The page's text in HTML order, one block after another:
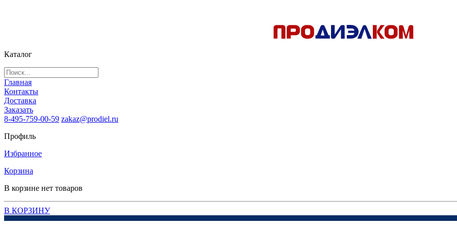
Каталог
Главная
Контакты
Доставка
Заказать
8-495-759-00-59 zakaz@prodiel.ru
Профиль
Избранное
Корзина
В корзине нет товаров
В КОРЗИНУ